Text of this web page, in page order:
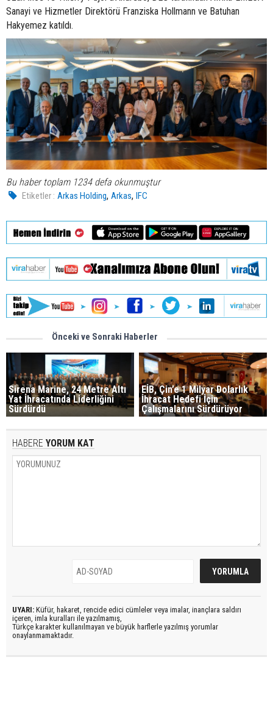
Sanayi ve Hizmetler Direktörü Franziska Hollmann ve Batuhan
Hakyemez katıldı.
Bu haber toplam 1234 defa okunmuştur
Etiketler : Arkas Holding,Arkas,IFC
Önceki ve Sonraki Haberler
Sirena Marine, 24 Metre Altı
Yat İhracatında Liderliğini
Sürdürdü
EİB, Çin’e 1 Milyar Dolarlık
İhracat Hedefi İçin
Çalışmalarını Sürdürüyor
HABERE YORUM KAT
UYARI: Küfür, hakaret, rencide edici cümleler veya imalar, inançlara saldırı
içeren, imla kuralları ile yazılmamış,
Türkçe karakter kullanılmayan ve büyük harflerle yazılmış yorumlar
onaylanmamaktadır.